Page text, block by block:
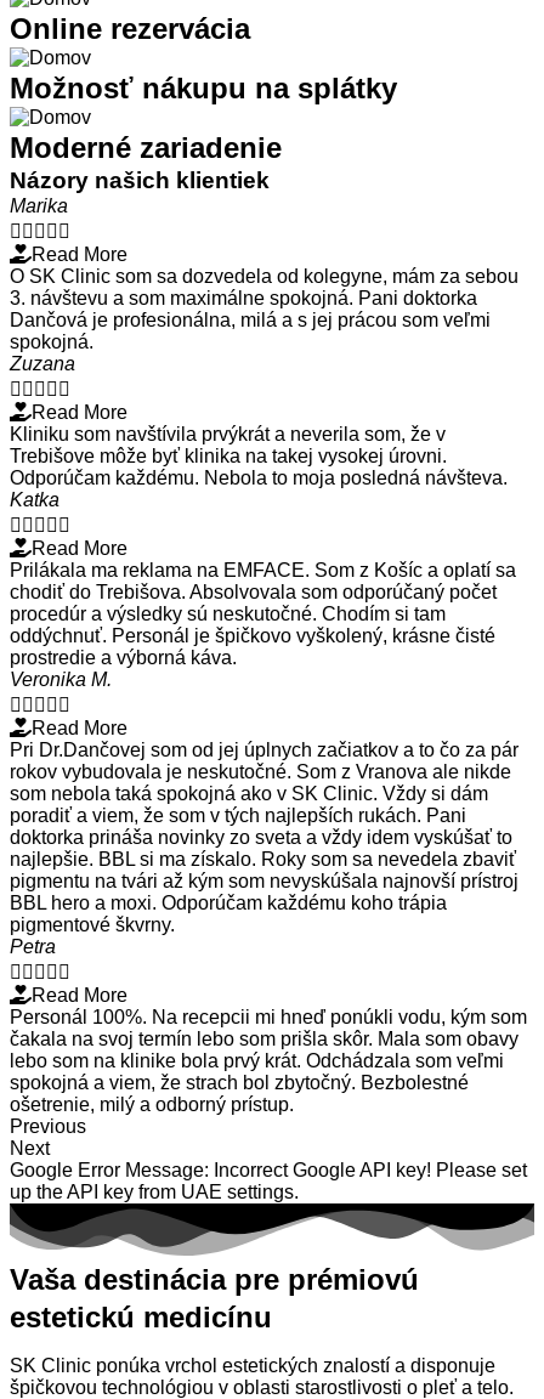
Online rezervácia
Možnosť nákupu na splátky
Moderné zariadenie
Názory našich klientiek
Marika
    
Read More
O SK Clinic som sa dozvedela od kolegyne, mám za sebou
3. návštevu a som maximálne spokojná. Pani doktorka
Dančová je profesionálna, milá a s jej prácou som veľmi
spokojná.
Zuzana
    
Read More
Kliniku som navštívila prvýkrát a neverila som, že v
Trebišove môže byť klinika na takej vysokej úrovni.
Odporúčam každému. Nebola to moja posledná návšteva.
Katka
    
Read More
Prilákala ma reklama na EMFACE. Som z Košíc a oplatí sa
chodiť do Trebišova. Absolvovala som odporúčaný počet
procedúr a výsledky sú neskutočné. Chodím si tam
oddýchnuť. Personál je špičkovo vyškolený, krásne čisté
prostredie a výborná káva.
Veronika M.
    
Read More
Pri Dr.Dančovej som od jej úplnych začiatkov a to čo za pár
rokov vybudovala je neskutočné. Som z Vranova ale nikde
som nebola taká spokojná ako v SK Clinic. Vždy si dám
poradiť a viem, že som v tých najlepších rukách. Pani
doktorka prináša novinky zo sveta a vždy idem vyskúšať to
najlepšie. BBL si ma získalo. Roky som sa nevedela zbaviť
pigmentu na tvári až kým som nevyskúšala najnovší prístroj
BBL hero a moxi. Odporúčam každému koho trápia
pigmentové škvrny.
Petra
    
Read More
Personál 100%. Na recepcii mi hneď ponúkli vodu, kým som
čakala na svoj termín lebo som prišla skôr. Mala som obavy
lebo som na klinike bola prvý krát. Odchádzala som veľmi
spokojná a viem, že strach bol zbytočný. Bezbolestné
ošetrenie, milý a odborný prístup.
Previous
Next
Google Error Message: Incorrect Google API key! Please set
up the API key from UAE settings.
Vaša destinácia pre prémiovú
estetickú medicínu
SK Clinic ponúka vrchol estetických znalostí a disponuje
špičkovou technológiou v oblasti starostlivosti o pleť a telo.